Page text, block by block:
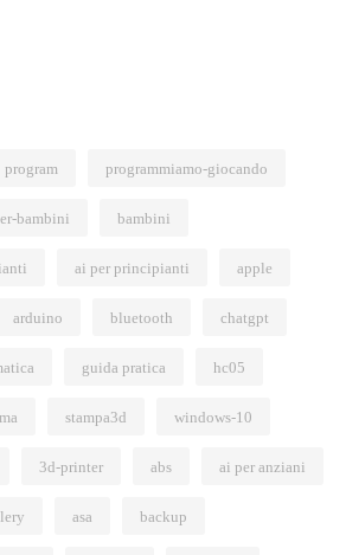
program programmiamo-giocando
bambini bambini
ai per principianti apple
arduino bluetooth chatgpt
guida pratica hc05
stampa3d windows-10
3d-printer abs ai per anziani
asa backup